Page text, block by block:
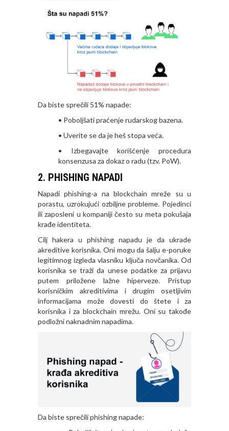
Da biste sprečili 51% napade:
• Poboljšati praćenje rudarskog bazena.
• Uverite se da je heš stopa veća.
• Izbegavajte korišćenje procedura
konsenzusa za dokaz o radu (tzv. PoW).
2. PHISHING NAPADI
Napadi phishing-a na blockchain mreže su u
porastu, uzrokujući ozbiljne probleme. Pojedinci
ili zaposleni u kompaniji često su meta pokušaja
krađe identiteta.
Cilj hakera u phishing napadu je da ukrade
akreditive korisnika. Oni mogu da šalju e-poruke
legitimnog izgleda vlasniku ključa novčanika. Od
korisnika se traži da unese podatke za prijavu
putem priložene lažne hiperveze. Pristup
korisničkim akreditivima i drugim osetljivim
informacijama može dovesti do štete i za
korisnika i za blockchain mrežu. Oni su takođe
podložni naknadnim napadima.
Da biste sprečili phishing napade: